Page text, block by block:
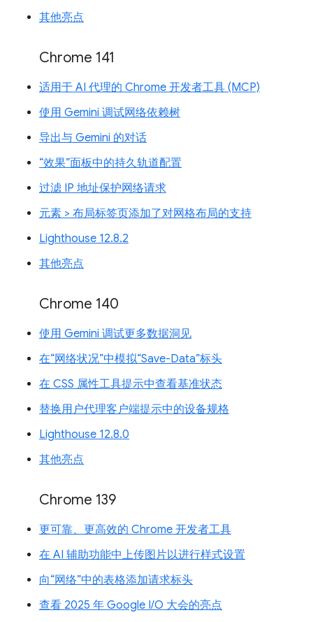
其他亮点
Chrome 141
适用于 AI 代理的 Chrome 开发者工具 (MCP)
使用 Gemini 调试网络依赖树
导出与 Gemini 的对话
“效果”面板中的持久轨道配置
过滤 IP 地址保护网络请求
元素 > 布局标签页添加了对网格布局的支持
Lighthouse 12.8.2
其他亮点
Chrome 140
使用 Gemini 调试更多数据洞见
在“网络状况”中模拟“Save-Data”标头
在 CSS 属性工具提示中查看基准状态
替换用户代理客户端提示中的设备规格
Lighthouse 12.8.0
其他亮点
Chrome 139
更可靠、更高效的 Chrome 开发者工具
在 AI 辅助功能中上传图片以进行样式设置
向“网络”中的表格添加请求标头
查看 2025 年 Google I/O 大会的亮点